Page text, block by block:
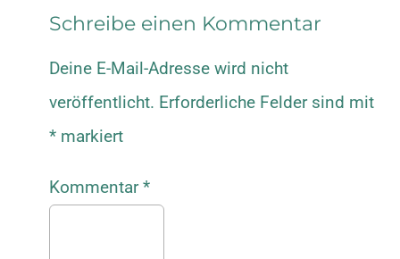
Schreibe einen Kommentar
Deine E-Mail-Adresse wird nicht
veröffentlicht. Erforderliche Felder sind mit
* markiert
Kommentar*